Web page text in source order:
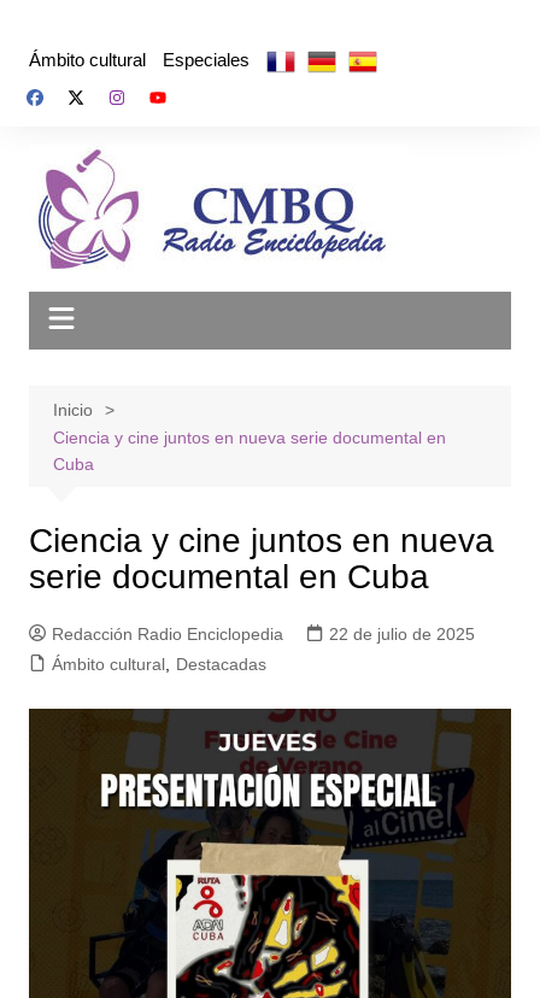
Ámbito cultural Especiales
Inicio
Ciencia y cine juntos en nueva serie documental en
Cuba
Ciencia y cine juntos en nueva
serie documental en Cuba
Redacción Radio Enciclopedia
22 de julio de 2025
Ámbito cultural, Destacadas